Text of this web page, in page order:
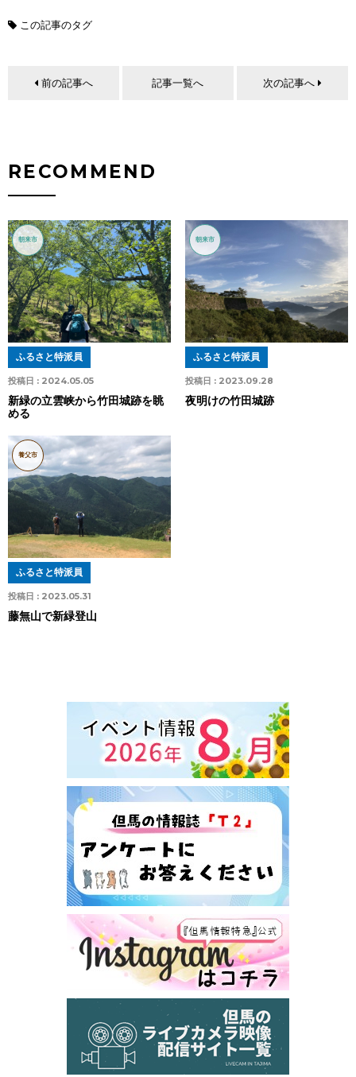
この記事のタグ
前の記事へ 記事一覧へ 次の記事へ
RECOMMEND
朝来市
投稿日 : 2024.05.05
ふるさと特派員
新緑の立雲峡から竹田城跡を眺
める
朝来市
投稿日 : 2023.09.28
ふるさと特派員
夜明けの竹田城跡
養父市
投稿日 : 2023.05.31
ふるさと特派員
藤無山で新緑登山